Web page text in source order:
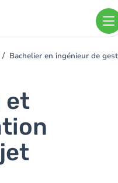
Bachelier en ingénieur de
et